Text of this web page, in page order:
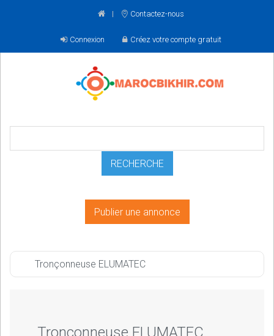
Contactez-nous
Connexion Créez votre compte gratuit
Publier une annonce
Tronçonneuse ELUMATEC
Tronçonneuse ELUMATEC